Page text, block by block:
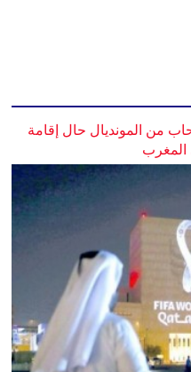
من المونديال حال إقامة
المغرب